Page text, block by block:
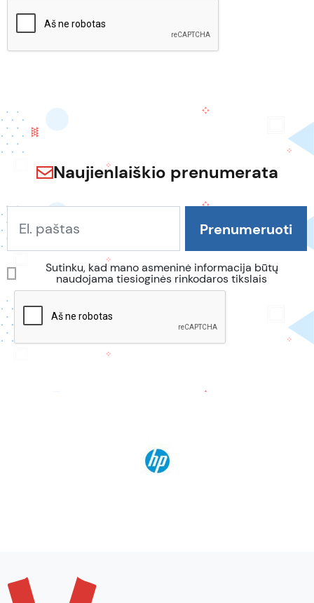
Naujienlaiškio prenumerata
Sutinku, kad mano asmeninė informacija būtų
naudojama tiesioginės rinkodaros tikslais